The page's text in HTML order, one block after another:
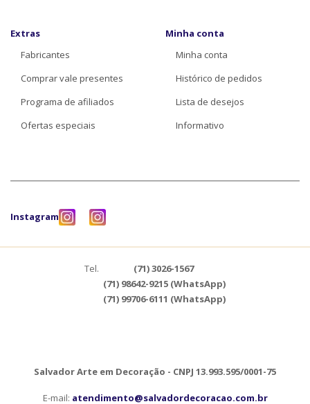
Extras
Fabricantes
Comprar vale presentes
Programa de afiliados
Ofertas especiais
Minha conta
Minha conta
Histórico de pedidos
Lista de desejos
Informativo
Instagram
Tel.
(71) 3026-1567
(71) 98642-9215 (WhatsApp)
(71) 99706-6111 (WhatsApp)
Salvador Arte em Decoração - CNPJ 13.993.595/0001-75
E-mail: atendimento@salvadordecoracao.com.br